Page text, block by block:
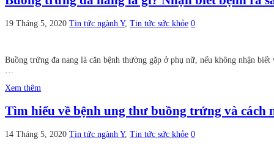
19 Tháng 5, 2020 Tin tức ngành Y, Tin tức sức khỏe 0
Buồng trứng đa nang là căn bệnh thường gặp ở phụ nữ, nếu không nhận
Xem thêm
Tìm hiểu về bệnh ung thư buồng trứng và cách
14 Tháng 5, 2020 Tin tức ngành Y, Tin tức sức khỏe 0